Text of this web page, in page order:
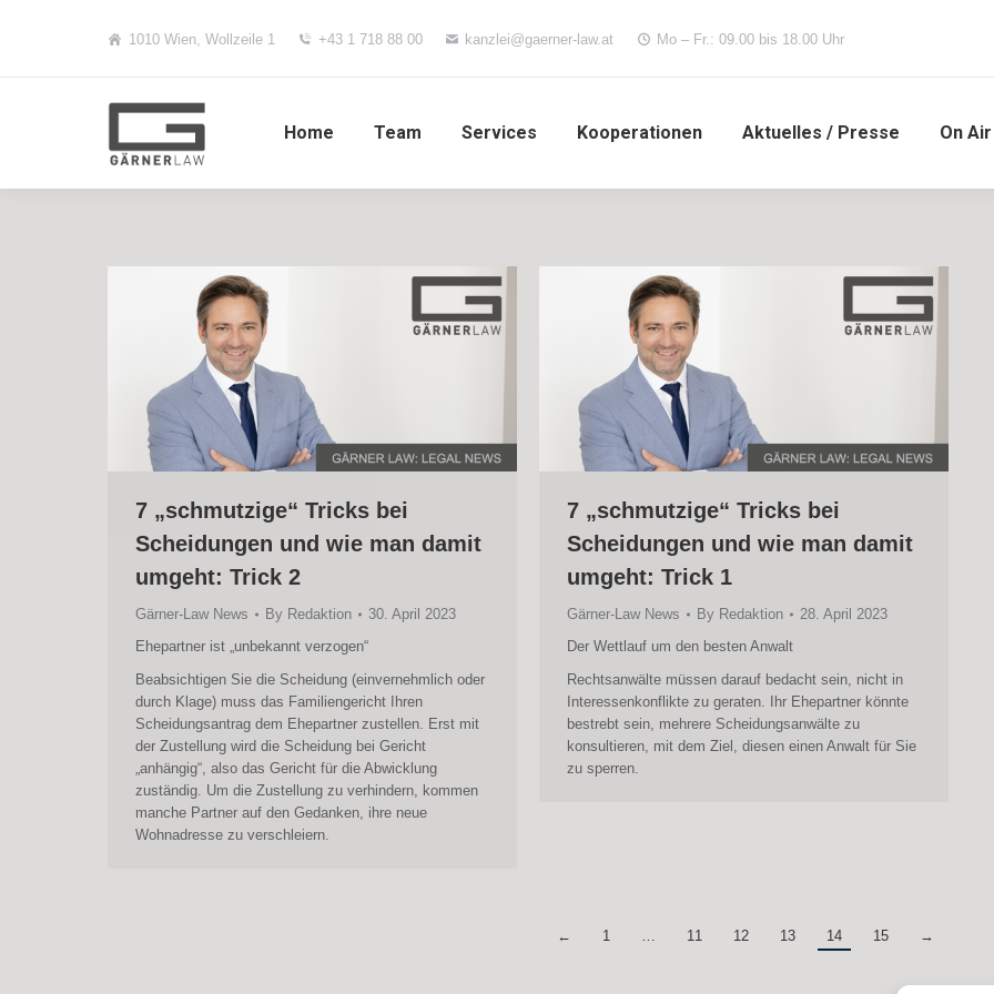
1010 Wien, Wollzeile 1 +43 1 718 88 00 kanzlei@gaerner-law.at Mo – Fr.: 09.00 bis 18.00 Uhr
Home Team Services Kooperationen Aktuelles / Presse On Air
7 „schmutzige“ Tricks bei
Scheidungen und wie man damit
umgeht: Trick 2
Gärner-Law News By Redaktion
30. April 2023
Ehepartner ist „unbekannt verzogen“
Beabsichtigen Sie die Scheidung (einvernehmlich oder
durch Klage) muss das Familiengericht Ihren
Scheidungsantrag dem Ehepartner zustellen. Erst mit
der Zustellung wird die Scheidung bei Gericht
„anhängig“, also das Gericht für die Abwicklung
zuständig. Um die Zustellung zu verhindern, kommen
manche Partner auf den Gedanken, ihre neue
Wohnadresse zu verschleiern.
7 „schmutzige“ Tricks bei
Scheidungen und wie man damit
umgeht: Trick 1
Gärner-Law News By Redaktion
28. April 2023
Der Wettlauf um den besten Anwalt
Rechtsanwälte müssen darauf bedacht sein, nicht in
Interessenkonflikte zu geraten. Ihr Ehepartner könnte
bestrebt sein, mehrere Scheidungsanwälte zu
konsultieren, mit dem Ziel, diesen einen Anwalt für Sie
zu sperren.
← 1 11 12 13 14 15 →